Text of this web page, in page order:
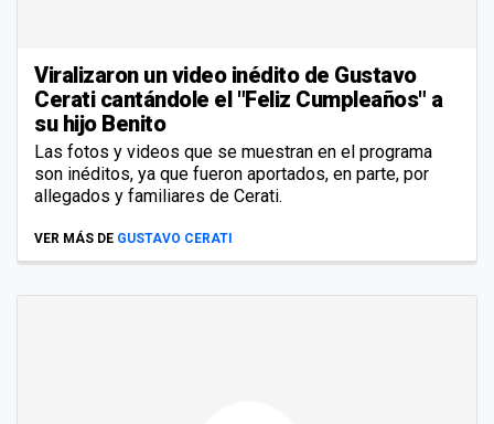
Viralizaron un video inédito de Gustavo
Cerati cantándole el "Feliz Cumpleaños" a
su hijo Benito
Las fotos y videos que se muestran en el programa
son inéditos, ya que fueron aportados, en parte, por
allegados y familiares de Cerati.
VER MÁS DE GUSTAVO CERATI